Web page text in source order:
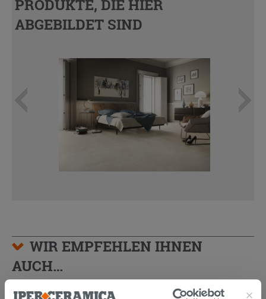
PRODUKTE, DIE HIER
ABGEBILDET SIND
WIR EMPFEHLEN IHNEN
AUCH…